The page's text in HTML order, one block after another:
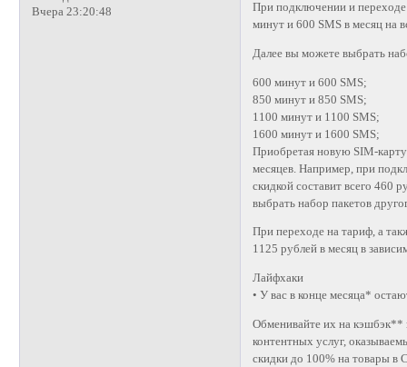
Вчера 23:20:48
При подключении и
минут и 600 SMS в месяц на
Далее вы можете выбрать
600 минут и 600 SMS;
850 минут и 850 SMS;
1100 минут и 1100 SMS;
1600 минут и 1600 SMS;
Приобретая новую SIM-
месяцев. Например, при
скидкой составит всего 460
выбрать набор пакетов
При переходе на тариф, а
1125 рублей в месяц в
Лайфхаки
• У вас в конце месяца*
Обменивайте их на кэшбэк**
контентных услуг,
скидки до 100% на товары в